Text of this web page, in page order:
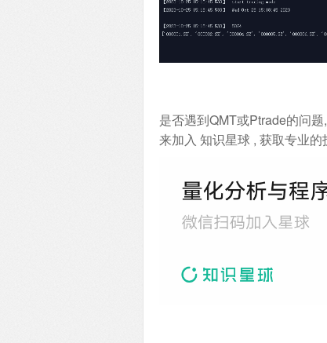
是否遇到QMT或Ptrade的问
来加入 知识星球 , 获取专业